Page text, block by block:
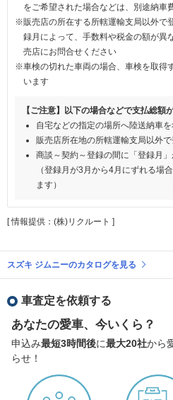
をご希望された場合などは、別途納車
※販売店の所在する所轄運輸支局以外で
録月によって、手数料や税金の額が異
売店にお問合せください
※車検の切れた車両の場合、車検を取得
います
【ご注意】以下の場合などで支払総額
自宅などの指定の場所へ陸送納車
販売店所在地の所轄運輸支局以外
商談～契約～登録の間に「登録月
（登録月が3月から4月にずれる場
ます）
[ 情報提供：(株)リクルート ]
スズキ ジムニーのカタログを見る
車査定を依頼する
あなたの愛車、今いくら？
申込み最短3時間後に最大20社から
らせ！